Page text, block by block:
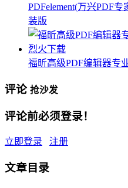
PDFelement(万兴PDF
装版
福昕高级PDF编辑器专
评论 抢沙发
评论前必须登录！
立即登录 注册
文章目录